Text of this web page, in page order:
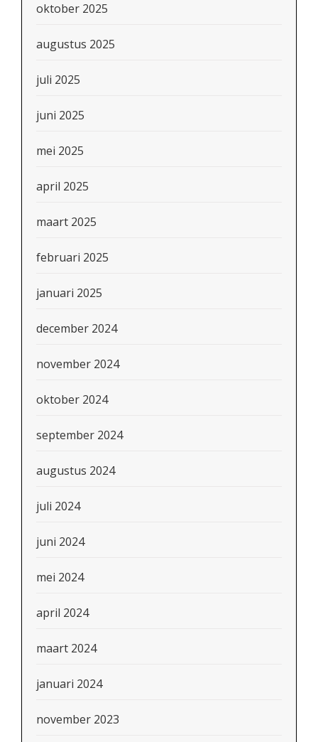
oktober 2025
augustus 2025
juli 2025
juni 2025
mei 2025
april 2025
maart 2025
februari 2025
januari 2025
december 2024
november 2024
oktober 2024
september 2024
augustus 2024
juli 2024
juni 2024
mei 2024
april 2024
maart 2024
januari 2024
november 2023